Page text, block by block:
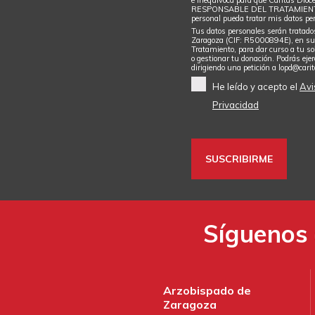
RESPONSABLE DEL
personal pueda tratar mis datos
Tus datos personales serán
Zaragoza (CIF: R5000894E), en
Tratamiento, para dar curso a tu
o gestionar tu donación. Podrás
dirigiendo una petición a
He leído y acepto el
Privacidad
Arzobispado de
Zaragoza